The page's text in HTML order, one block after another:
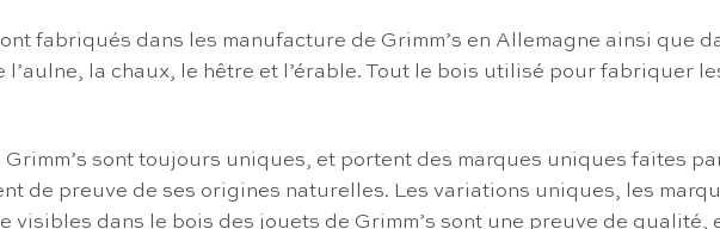
fabriqués dans les manufacture de Grimm’s en Allemagne ainsi que
la chaux, le hêtre et l’érable. Tout le bois utilisé pour fabriquer
sont toujours uniques, et portent des marques uniques faites
de preuve de ses origines naturelles. Les variations uniques, les
visibles dans le bois des jouets de Grimm’s sont une preuve de qualité,